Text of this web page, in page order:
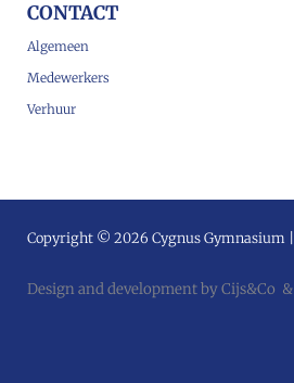
CONTACT
Algemeen
Medewerkers
Verhuur
Copyright © 2026 Cygnus Gymnasium |
Design and development by Cijs&Co &